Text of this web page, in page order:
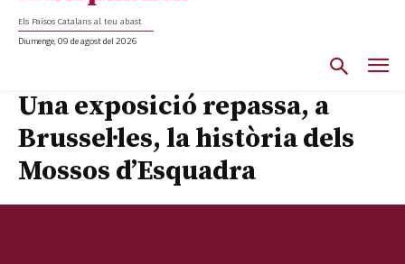
Els Països Catalans al teu abast
Diumenge, 09 de agost del 2026
Una exposició repassa, a
Brussel·les, la història dels
Mossos d’Esquadra